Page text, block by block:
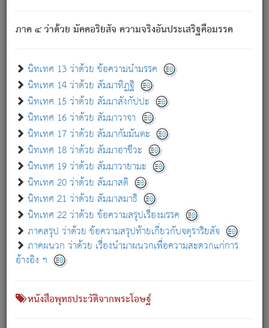
ภาค ๔ ว่าด้วย มัคคอริยสัจ ความจริงอันประเสริฐคือมรรค
นิทเทศ 13 ว่าด้วย ข้อความนำมรรค
นิทเทศ 14 ว่าด้วย สัมมาทิฏฐิ
นิทเทศ 15 ว่าด้วย สัมมาสังกัปปะ
นิทเทศ 16 ว่าด้วย สัมมาวาจา
นิทเทศ 17 ว่าด้วย สัมมากัมมันตะ
นิทเทศ 18 ว่าด้วย สัมมาอาชีวะ
นิทเทศ 19 ว่าด้วย สัมมาวายามะ
นิทเทศ 20 ว่าด้วย สัมมาสติ
นิทเทศ 21 ว่าด้วย สัมมาสมาธิ
นิทเทศ 22 ว่าด้วย ข้อความสรุปเรื่องมรรค
ภาคสรุป ว่าด้วย ข้อความสรุปท้ายเกี่ยวกับจตุราริยสัจ
ภาคผนวก ว่าด้วย เรื่องนำมาผนวกเพื่อความสะดวกแก่การ
อ้างอิง ฯ
หนังสือพุทธประวัติจากพระโอษฐ์
เกี่ยวกับธรรมโฆษณ์ออนไลน์ (Disclaimer)
แม้ระบบ "ธรรมโฆษณ์ออนไลน์" พยายามปรับปรุงข้อมูลให้ถูกต้องมากที่สุด
ผู้ศึกษาก็พึงตรวจสอบกับตัวเล่มหนังสือต้นฉบับ ที่มีการพิมพ์ครั้งล่าสุด
ก่อนนำข้อมูลไปใช้ในการอ้างอิง"
เกี่ยวกับอัตถจารี|เกี่ยวกับการพัฒนา|แจ้งข้อผิดพลาด / แนะนำ
หนังสือที่เกี่ยวข้อง